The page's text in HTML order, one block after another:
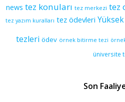
news tez konuları tez merkezi tez
tez yazım kuralları tez ödevleri
tezleri ödev örnek bitirme tezi
üniversite
Son